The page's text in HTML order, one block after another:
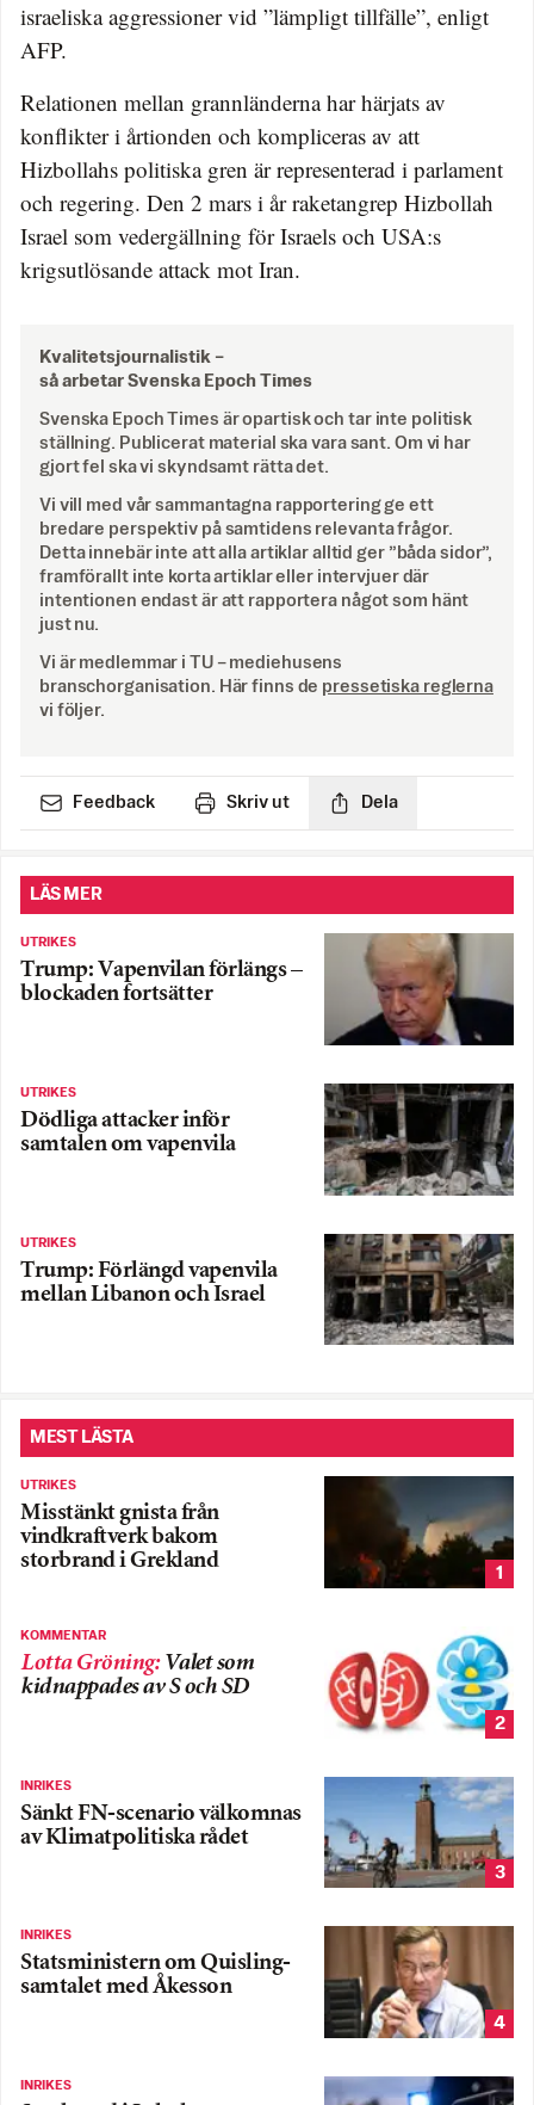
israeliska aggressioner vid ”lämpligt tillfälle”, enligt
AFP.
Relationen mellan grannländerna har härjats av
konflikter i årtionden och kompliceras av att
Hizbollahs politiska gren är representerad i parlament
och regering. Den 2 mars i år raketangrep Hizbollah
Israel som vedergällning för Israels och USA:s
krigsutlösande attack mot Iran.
Kvalitetsjournalistik –
så arbetar Svenska Epoch Times
Svenska Epoch Times är opartisk och tar inte politisk
ställning. Publicerat material ska vara sant. Om vi har
gjort fel ska vi skyndsamt rätta det.
Vi vill med vår sammantagna rapportering ge ett
bredare perspektiv på samtidens relevanta frågor.
Detta innebär inte att alla artiklar alltid ger ”båda sidor”,
framförallt inte korta artiklar eller intervjuer där
intentionen endast är att rapportera något som hänt
just nu.
Vi är medlemmar i TU – mediehusens
branschorganisation. Här finns de pressetiska reglerna
vi följer.
Feedback Skriv ut Dela
LÄS MER
UTRIKES
Trump: Vapenvilan förlängs –
blockaden fortsätter
UTRIKES
Dödliga attacker inför
samtalen om vapenvila
UTRIKES
Trump: Förlängd vapenvila
mellan Libanon och Israel
MEST LÄSTA
UTRIKES
Misstänkt gnista från
vindkraftverk bakom
storbrand i Grekland
1
KOMMENTAR
Lotta Gröning: Valet som
kidnappades av S och SD
2
INRIKES
Sänkt FN-scenario välkomnas
av Klimatpolitiska rådet
3
INRIKES
Statsministern om Quisling-
samtalet med Åkesson
4
INRIKES